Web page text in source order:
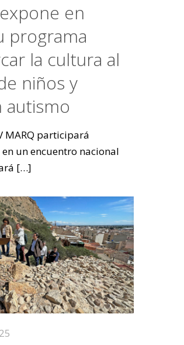
en
programa
la cultura al
niños y
autismo
MARQ participará
un encuentro nacional
[…]